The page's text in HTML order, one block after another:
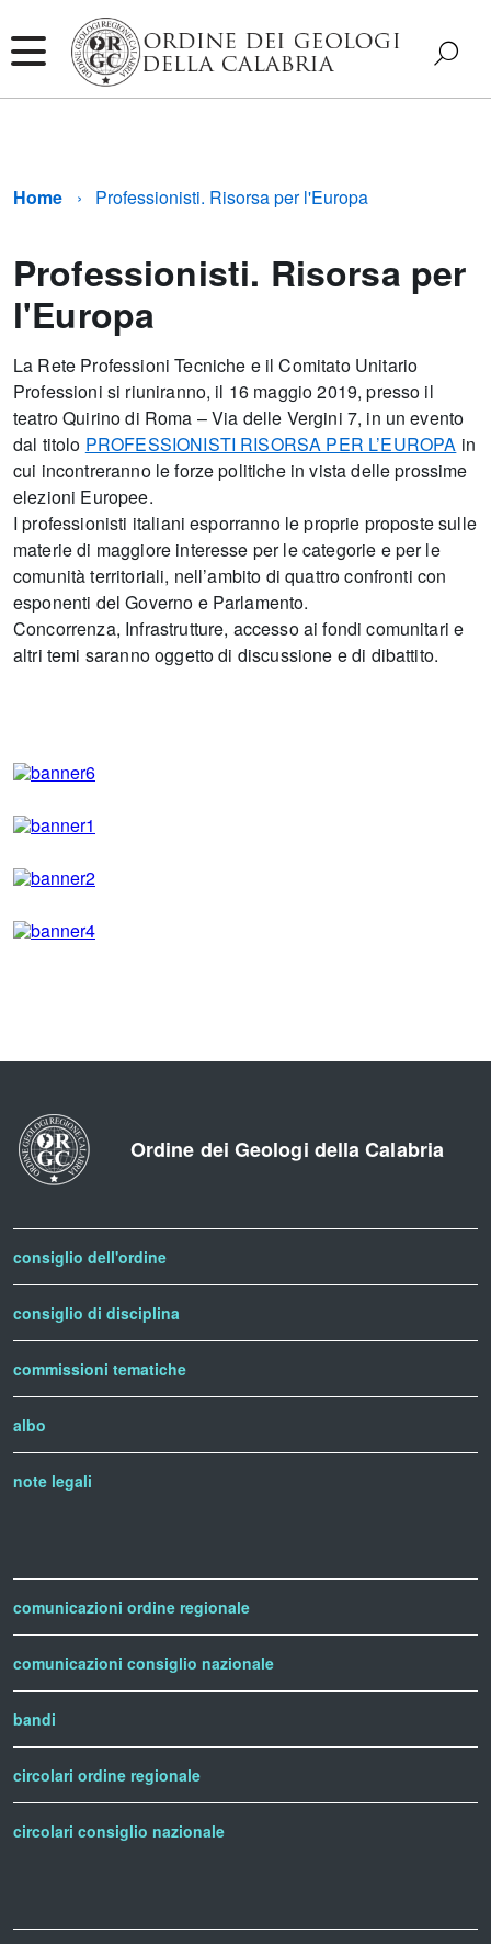
Home Professionisti. Risorsa per l'Europa
Professionisti. Risorsa per
l'Europa
La Rete Professioni Tecniche e il Comitato Unitario
Professioni si riuniranno, il 16 maggio 2019, presso il
teatro Quirino di Roma – Via delle Vergini 7, in un evento
dal titolo PROFESSIONISTI RISORSA PER L’EUROPA in
cui incontreranno le forze politiche in vista delle prossime
elezioni Europee.
I professionisti italiani esporranno le proprie proposte sulle
materie di maggiore interesse per le categorie e per le
comunità territoriali, nell’ambito di quattro confronti con
esponenti del Governo e Parlamento.
Concorrenza, Infrastrutture, accesso ai fondi comunitari e
altri temi saranno oggetto di discussione e di dibattito.
Ordine dei Geologi della Calabria
consiglio dell'ordine
consiglio di disciplina
commissioni tematiche
albo
note legali
comunicazioni ordine regionale
comunicazioni consiglio nazionale
bandi
circolari ordine regionale
circolari consiglio nazionale